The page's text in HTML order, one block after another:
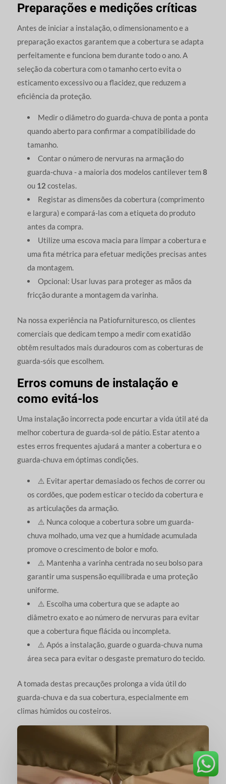
Preparações e medições críticas
Antes de iniciar a instalação, o dimensionamento e a
preparação exactos garantem que a cobertura se adapta
perfeitamente e funciona bem durante todo o ano. A
seleção da cobertura com o tamanho certo evita o
esticamento excessivo ou a flacidez, que reduzem a
eficiência da proteção.
Medir o diâmetro do guarda-chuva de ponta a ponta
quando aberto para confirmar a compatibilidade do
tamanho.
Contar o número de nervuras na armação do
guarda-chuva - a maioria dos modelos cantilever tem8
ou 12 costelas.
Registar as dimensões da cobertura (comprimento
e largura) e compará-las com a etiqueta do produto
antes da compra.
Utilize uma escova macia para limpar a cobertura e
uma fita métrica para efetuar medições precisas antes
da montagem.
Opcional: Usar luvas para proteger as mãos da
fricção durante a montagem da varinha.
Na nossa experiência na Patiofurnituresco, os clientes
comerciais que dedicam tempo a medir com exatidão
obtêm resultados mais duradouros com as coberturas de
guarda-sóis que escolhem.
Erros comuns de instalação e
como evitá-los
Uma instalação incorrecta pode encurtar a vida útil até da
melhor cobertura de guarda-sol de pátio. Estar atento a
estes erros frequentes ajudará a manter a cobertura e o
guarda-chuva em óptimas condições.
⚠️ Evitar apertar demasiado os fechos de correr ou
os cordões, que podem esticar o tecido da cobertura e
as articulações da armação.
⚠️ Nunca coloque a cobertura sobre um guarda-
chuva molhado, uma vez que a humidade acumulada
promove o crescimento de bolor e mofo.
⚠️ Mantenha a varinha centrada no seu bolso para
garantir uma suspensão equilibrada e uma proteção
uniforme.
⚠️ Escolha uma cobertura que se adapte ao
diâmetro exato e ao número de nervuras para evitar
que a cobertura fique flácida ou incompleta.
⚠️ Após a instalação, guarde o guarda-chuva numa
área seca para evitar o desgaste prematuro do tecido.
A tomada destas precauções prolonga a vida útil do
guarda-chuva e da sua cobertura, especialmente em
climas húmidos ou costeiros.